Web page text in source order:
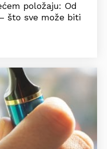
položaju: Od
što sve može biti